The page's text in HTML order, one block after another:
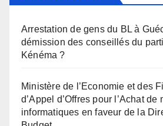
Arrestation de gens du BL à
démission des conseillés du
Kénéma ?
Ministère de l’Economie et des
d’Appel d’Offres pour l’Achat de
informatiques en faveur de la